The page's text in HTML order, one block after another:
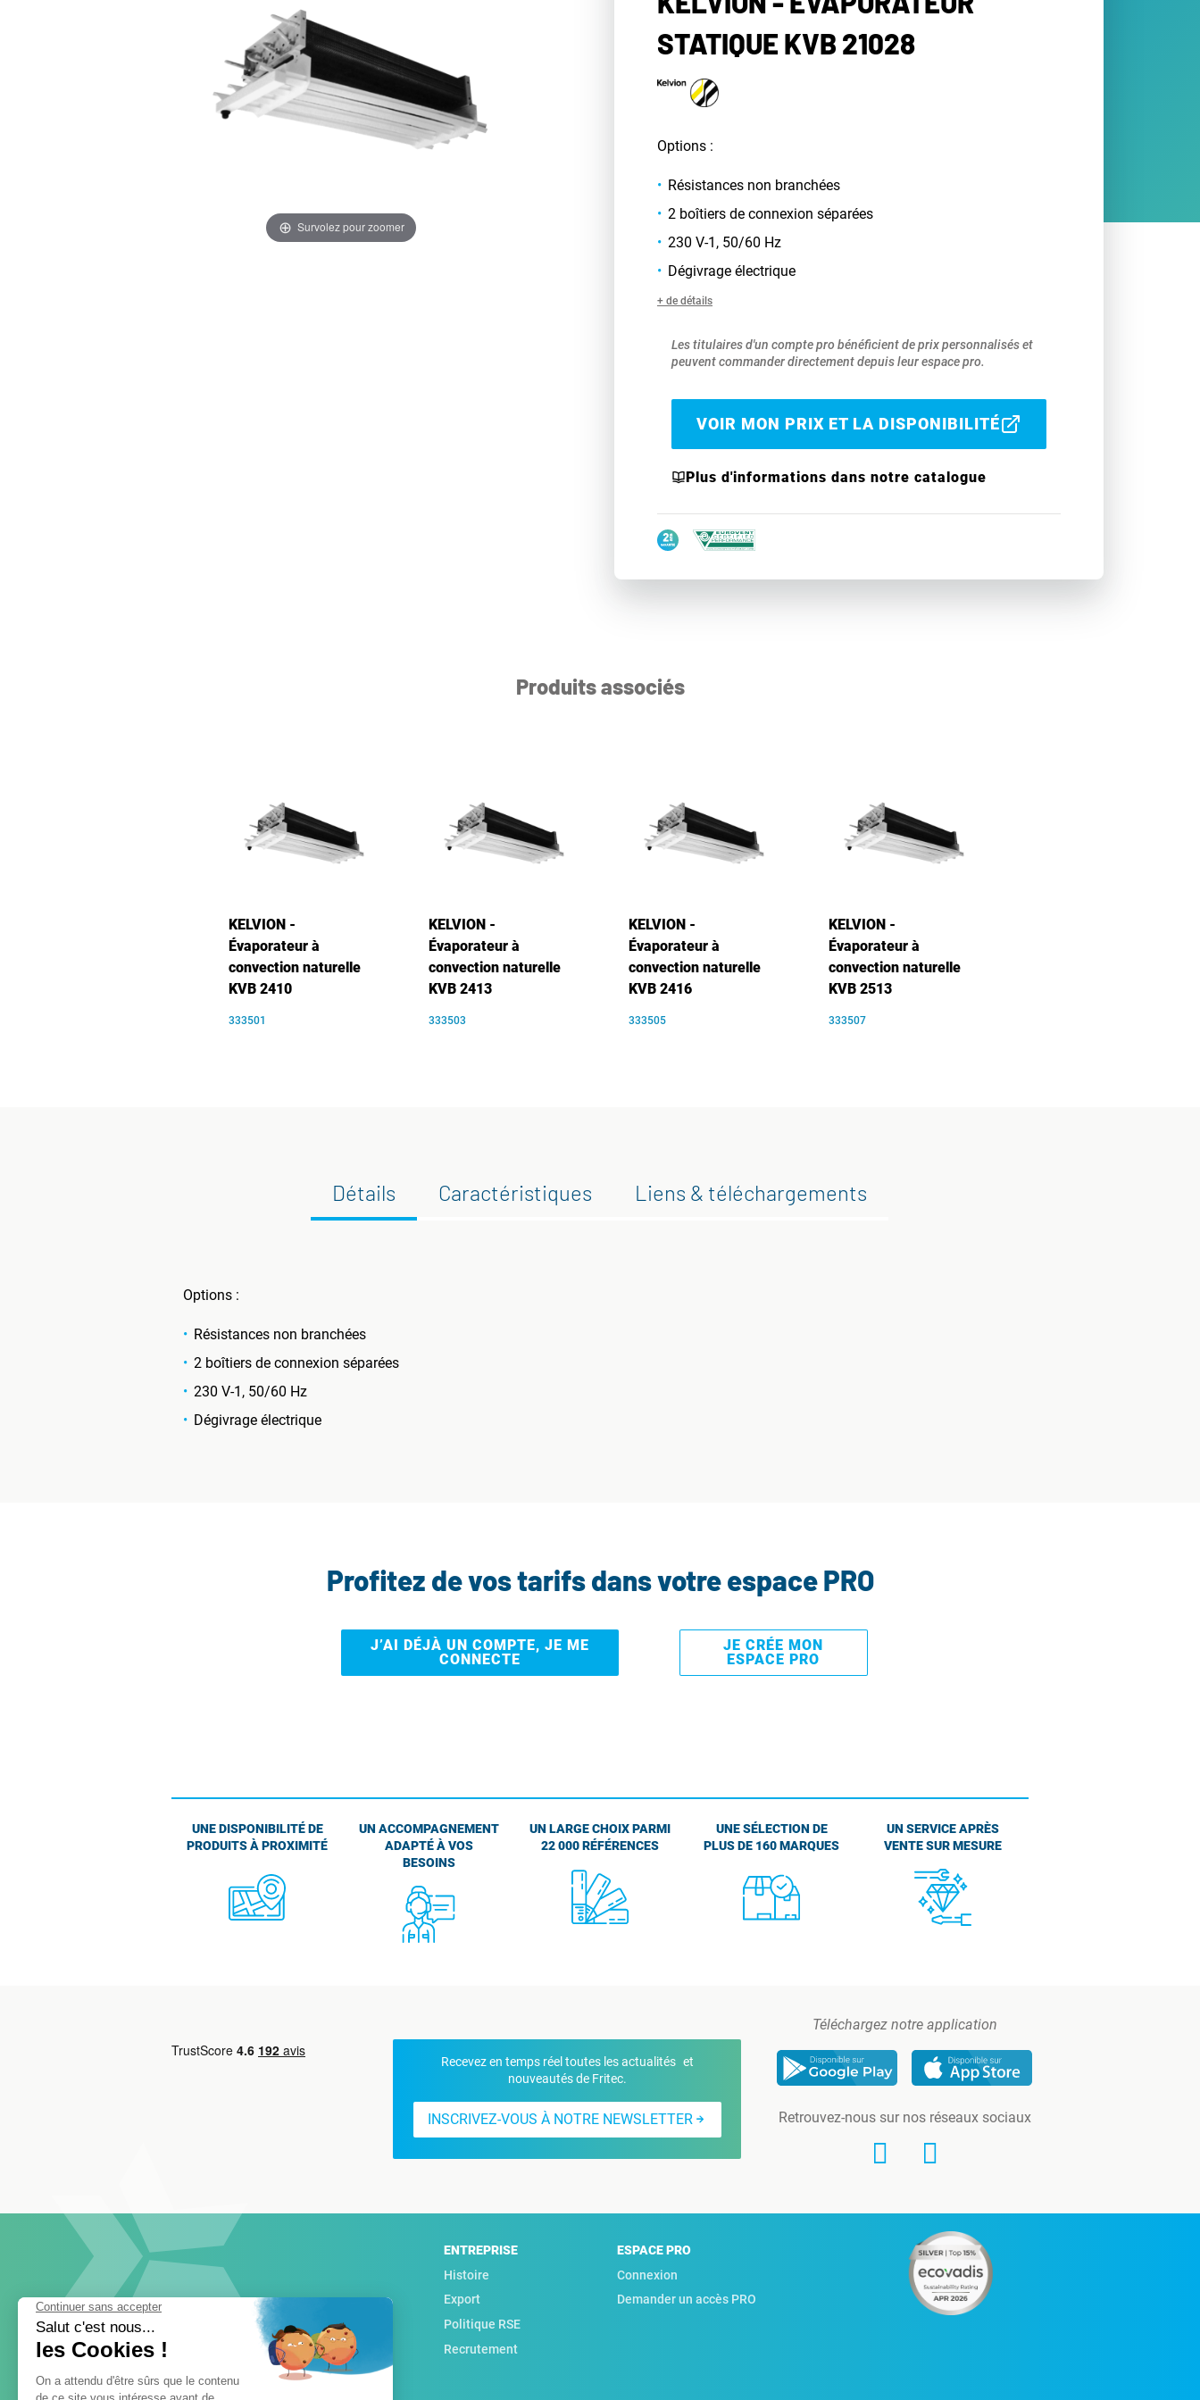
Survolez pour zoomer
STATIQUE KVB 21028
Options :
Résistances non branchées
2 boîtiers de connexion séparées
230 V-1, 50/60 Hz
Dégivrage électrique
+ de détails
Les titulaires d'un compte pro bénéficient de prix personnalisés et
peuvent commander directement depuis leur espace pro.
VOIR MON PRIX ET LA DISPONIBILITÉ
Plus d'informations dans notre catalogue
Produits associés
KELVION -
Évaporateur à
convection naturelle
KVB 2410
333501
KELVION -
Évaporateur à
convection naturelle
KVB 2413
333503
KELVION -
Évaporateur à
convection naturelle
KVB 2416
333505
KELVION -
Évaporateur à
convection naturelle
KVB 2513
333507
Détails Caractéristiques Liens & téléchargements
Options :
Résistances non branchées
2 boîtiers de connexion séparées
230 V-1, 50/60 Hz
Dégivrage électrique
Profitez de vos tarifs dans votre espace PRO
J’AI DÉJÀ UN COMPTE, JE ME
CONNECTE
JE CRÉE MON
ESPACE PRO
UNE DISPONIBILITÉ DE
PRODUITS À PROXIMITÉ
UN ACCOMPAGNEMENT
ADAPTÉ À VOS
BESOINS
UN LARGE CHOIX PARMI
22 000 RÉFÉRENCES
UNE SÉLECTION DE
PLUS DE 160 MARQUES
UN SERVICE APRÈS
VENTE SUR MESURE
Recevez en temps réel toutes les actualités et
nouveautés de Fritec.
INSCRIVEZ-VOUS À NOTRE NEWSLETTER
Téléchargez notre application
Retrouvez-nous sur nos réseaux sociaux
ENTREPRISE
Histoire
Export
Politique RSE
Recrutement
ESPACE PRO
Connexion
Demander un accès PRO